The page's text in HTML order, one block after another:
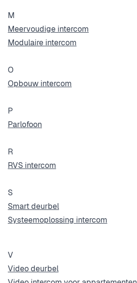
M
Meervoudige intercom
Modulaire intercom
O
Opbouw intercom
P
Parlofoon
R
RVS intercom
S
Smart deurbel
Systeemoplossing intercom
V
Video deurbel